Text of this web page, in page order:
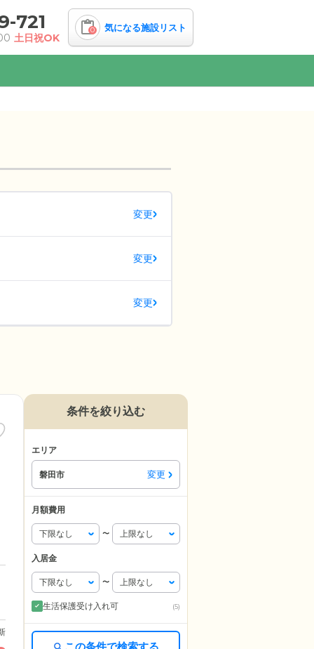
721
土日祝OK
0 気になる施設リスト
変更
変更
変更
条件を絞り込む
エリア
磐田市 変更
月額費用
〜
入居金
〜
生活保護受け入れ可 (5)